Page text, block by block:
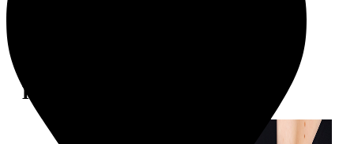
Примеры работ